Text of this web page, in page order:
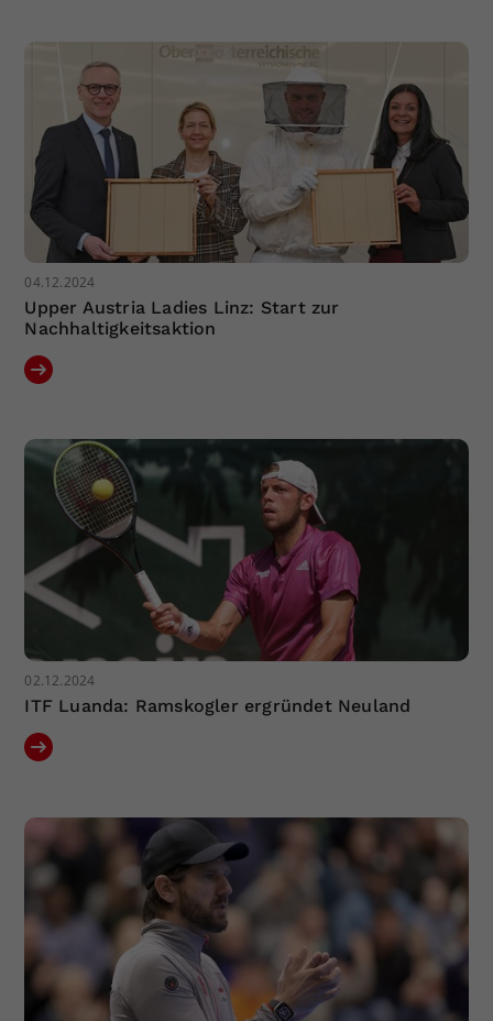
04.12.2024
Upper Austria Ladies Linz: Start zur
Nachhaltigkeitsaktion
02.12.2024
ITF Luanda: Ramskogler ergründet Neuland
Zweck
Einstellungen. Unter anderem eine
historische Speicherung Ihrer
vorgenommen Einstellungen, falls der
Webseiten-Betreiber dies eingestellt
hat.